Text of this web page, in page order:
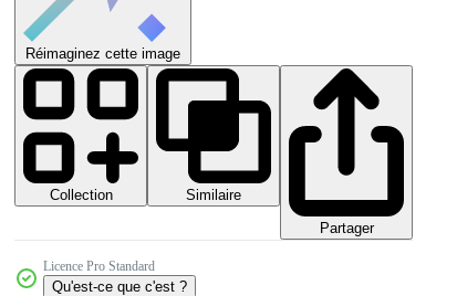
Réimaginez cette image
Collection
Similaire
Partager
Licence Pro Standard
Qu'est-ce que c'est ?